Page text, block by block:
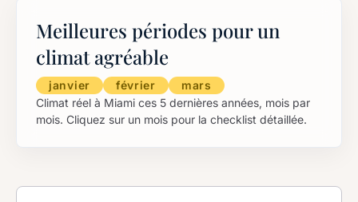
Meilleures périodes pour un
climat agréable
janvier février
mars
Climat réel à Miami ces 5 dernières années, mois par
mois. Cliquez sur un mois pour la checklist détaillée.